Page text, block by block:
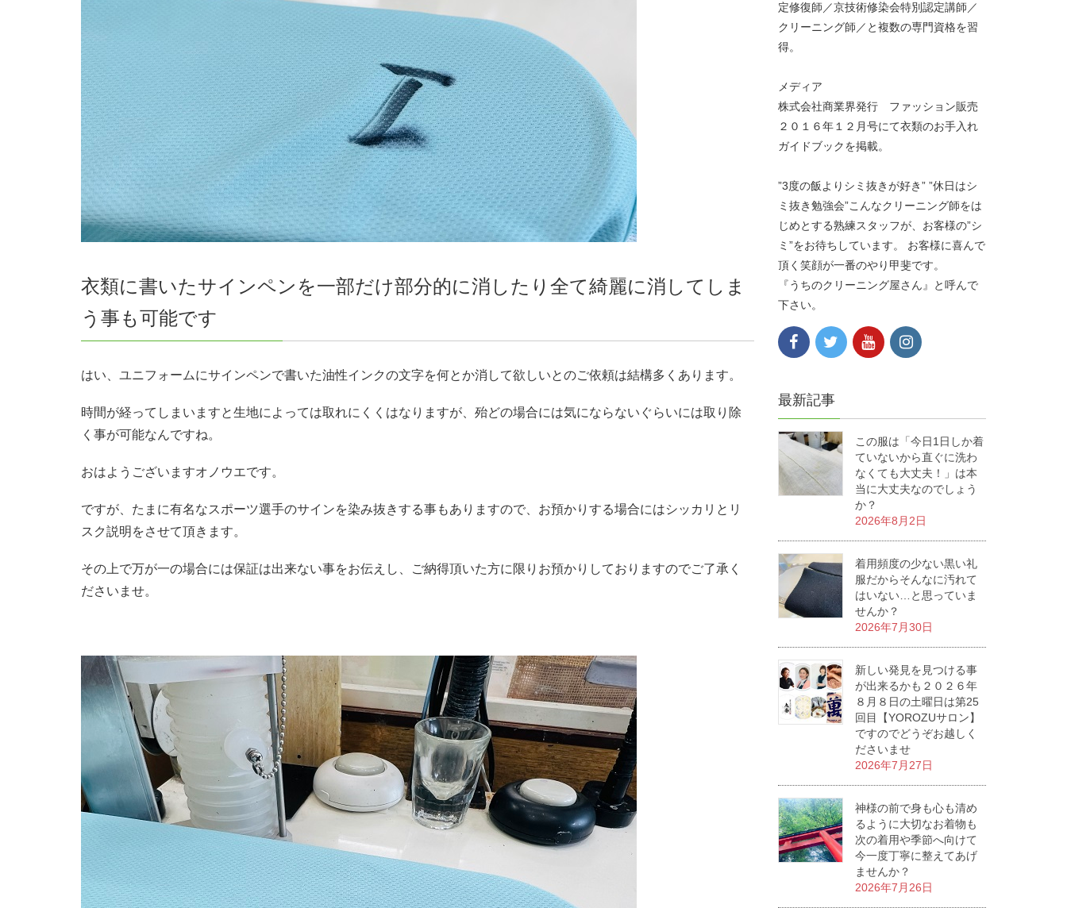
衣類に書いたサインペンを一部だけ部分的に消したり全て綺麗に消してしま
う事も可能です
はい、ユニフォームにサインペンで書いた油性インクの文字を何とか消して欲しいとのご依頼は結構多くあります。
時間が経ってしまいますと生地によっては取れにくくはなりますが、殆どの場合には気にならないぐらいには取り除
く事が可能なんですね。
おはようございますオノウエです。
ですが、たまに有名なスポーツ選手のサインを染み抜きする事もありますので、お預かりする場合にはシッカリとリ
スク説明をさせて頂きます。
その上で万が一の場合には保証は出来ない事をお伝えし、ご納得頂いた方に限りお預かりしておりますのでご了承く
ださいませ。
定修復師／京技術修染会特別認定講師／
クリーニング師／と複数の専門資格を習
得。
メディア
株式会社商業界発行 ファッション販売
２０１６年１２月号にて衣類のお手入れ
ガイドブックを掲載。
”3度の飯よりシミ抜きが好き” ”休日はシ
ミ抜き勉強会”こんなクリーニング師をは
じめとする熟練スタッフが、お客様の”シ
ミ”をお待ちしています。 お客様に喜んで
頂く笑顔が一番のやり甲斐です。
『うちのクリーニング屋さん』と呼んで
下さい。
最新記事
この服は「今日1日しか着
ていないから直ぐに洗わ
なくても大丈夫！」は本
当に大丈夫なのでしょう
か？
2026年8月2日
着用頻度の少ない黒い礼
服だからそんなに汚れて
はいない…と思っていま
せんか？
2026年7月30日
新しい発見を見つける事
が出来るかも２０２６年
８月８日の土曜日は第25
回目【YOROZUサロン】
ですのでどうぞお越しく
ださいませ
2026年7月27日
神様の前で身も心も清め
るように大切なお着物も
次の着用や季節へ向けて
今一度丁寧に整えてあげ
ませんか？
2026年7月26日